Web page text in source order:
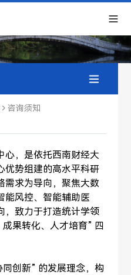
咨询须知
，是依托西南财经大
优势组建的高水平科研
需求为导向，聚焦大数
能风控、智能辅助医
，致力于打造统计学领
果转化、人才培育” 四
创新” 的发展理念，构